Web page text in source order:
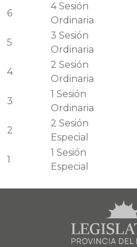
6
4Sesión
Ordinaria
5
3 Sesión
Ordinaria
4
2 Sesión
Ordinaria
3
1 Sesión
Ordinaria
2
2 Sesión
Especial
1
1 Sesión
Especial